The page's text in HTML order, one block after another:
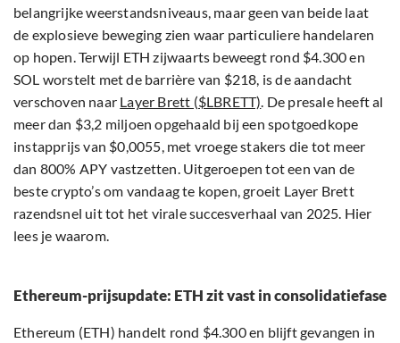
belangrijke weerstandsniveaus, maar geen van beide laat
de explosieve beweging zien waar particuliere handelaren
op hopen. Terwijl ETH zijwaarts beweegt rond $4.300 en
SOL worstelt met de barrière van $218, is de aandacht
verschoven naar Layer Brett ($LBRETT). De presale heeft al
meer dan $3,2 miljoen opgehaald bij een spotgoedkope
instapprijs van $0,0055, met vroege stakers die tot meer
dan 800% APY vastzetten. Uitgeroepen tot een van de
beste crypto’s om vandaag te kopen, groeit Layer Brett
razendsnel uit tot het virale succesverhaal van 2025. Hier
lees je waarom.
Ethereum-prijsupdate: ETH zit vast in consolidatiefase
Ethereum (ETH) handelt rond $4.300 en blijft gevangen in